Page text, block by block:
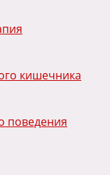
кишечника
поведения